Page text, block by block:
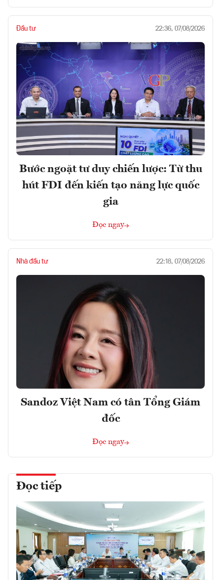
Đầu tư 22:36, 07/08/2026
Bước ngoặt tư duy chiến lược: Từ thu
hút FDI đến kiến tạo năng lực quốc
gia
Đọc ngay
Nhà đầu tư 22:18, 07/08/2026
Sandoz Việt Nam có tân Tổng Giám
đốc
Đọc ngay
Đọc tiếp